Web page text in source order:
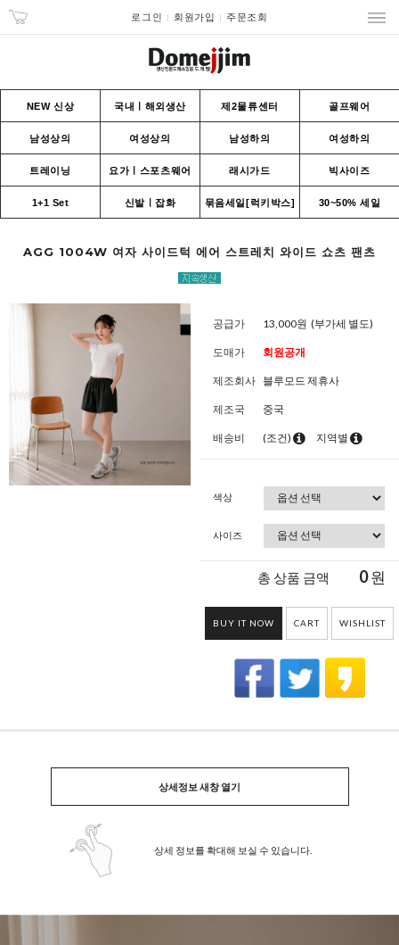
로그인 회원가입 주문조회
NEW 신상 국내ㅣ해외생산 제2물류센터 골프웨어
남성상의 여성상의 남성하의 여성하의
트레이닝 요가ㅣ스포츠웨어 래시가드 빅사이즈
1+1 Set 신발ㅣ잡화 묶음세일[럭키박스] 30~50% 세일
AGG 1004W 여자 사이드턱 에어 스트레치 와이드 쇼츠 팬츠
공급가 13,000원 (부가세 별도)
도매가 회원공개
제조회사 블루모드 제휴사
제조국 중국
배송비 (조건) 지역별
색상
사이즈
총 상품 금액 0원
BUY IT NOW CART WISHLIST
상세정보 새창 열기
상세 정보를 확대해 보실 수 있습니다.